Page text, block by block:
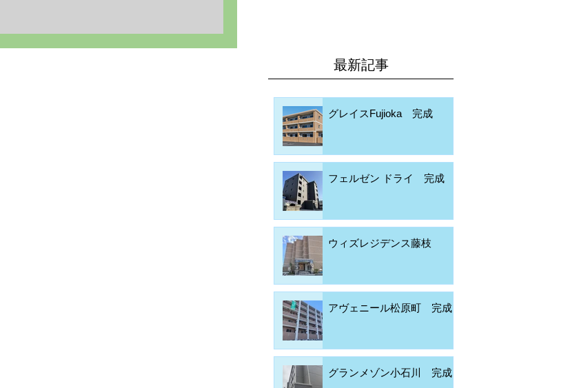
最新記事
グレイスFujioka 完成
フェルゼン ドライ 完成
ウィズレジデンス藤枝
アヴェニール松原町 完成
グランメゾン小石川 完成